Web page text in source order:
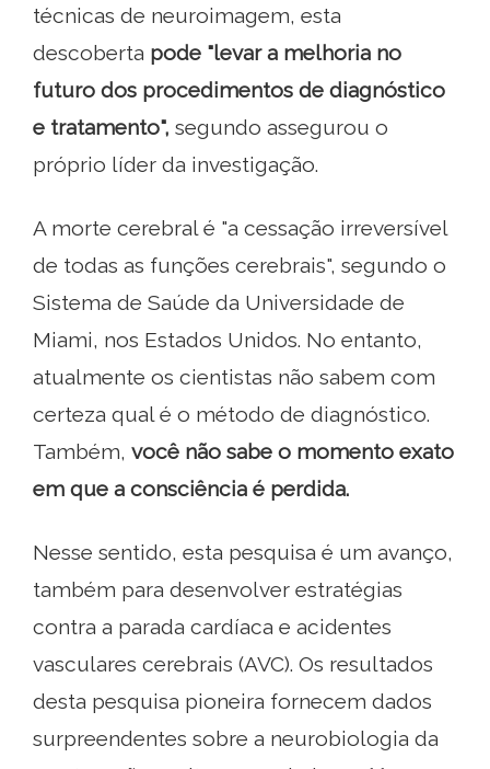
técnicas de neuroimagem, esta
descoberta pode "levar a melhoria no
futuro dos procedimentos de diagnóstico
e tratamento", segundo assegurou o
próprio líder da investigação.
A morte cerebral é "a cessação irreversível
de todas as funções cerebrais", segundo o
Sistema de Saúde da Universidade de
Miami, nos Estados Unidos. No entanto,
atualmente os cientistas não sabem com
certeza qual é o método de diagnóstico.
Também, você não sabe o momento exato
em que a consciência é perdida.
Nesse sentido, esta pesquisa é um avanço,
também para desenvolver estratégias
contra a parada cardíaca e acidentes
vasculares cerebrais (AVC). Os resultados
desta pesquisa pioneira fornecem dados
surpreendentes sobre a neurobiologia da